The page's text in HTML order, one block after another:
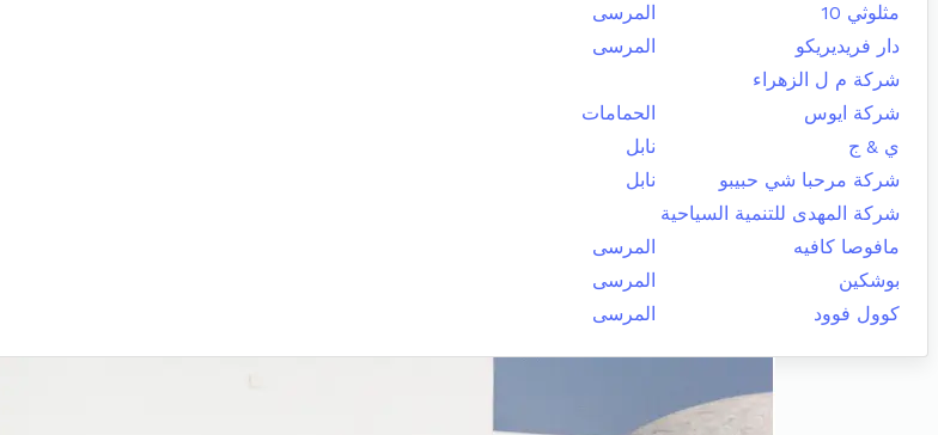
مثلوثي 10
المرسى
دار فريديريكو
المرسى
شركة م ل الزهراء
شركة ايوس
الحمامات
ي & ج
نابل
شركة مرحبا شي حبيبو
نابل
شركة المهدى للتنمية السياحية
مافوصا كافيه
المرسى
بوشكين
المرسى
كوول فوود
المرسى